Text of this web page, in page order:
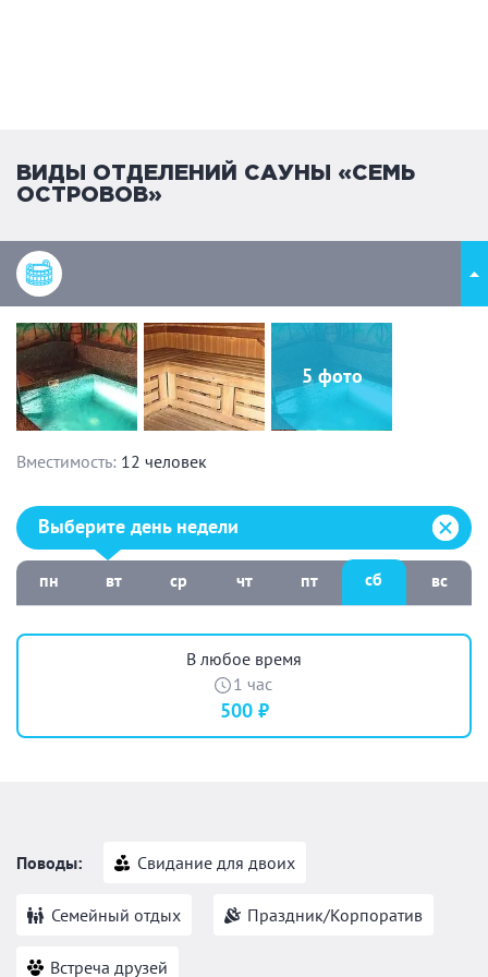
ВИДЫ ОТДЕЛЕНИЙ САУНЫ «СЕМЬ
ОСТРОВОВ»
5 фото
Вместимость: 12 человек
Выберите день недели:
Выберите день недели
пн вт ср чт пт сб вс
В любое время
1 час
500 ₽
Поводы: Свидание для двоих
Семейный отдых Праздник/Корпоратив
Встреча друзей